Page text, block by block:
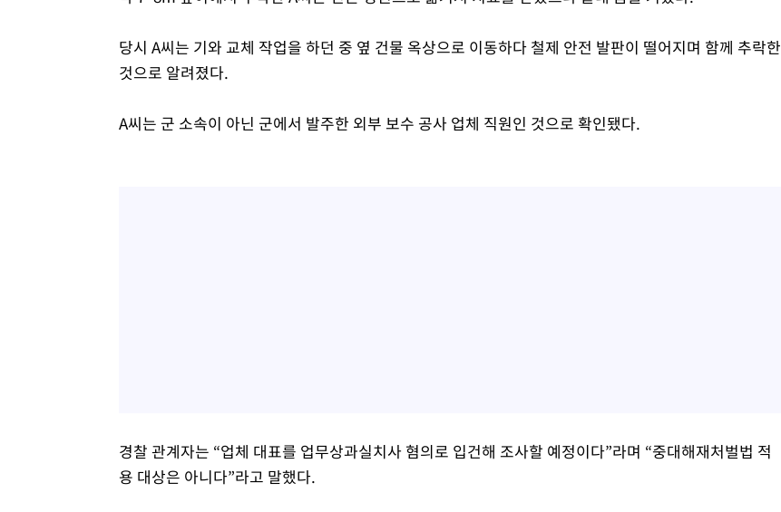
당시 A씨는 기와 교체 작업을 하던 중 옆 건물 옥상으로 이동하다 철제 안전 발판이 떨어지며 함께 추락한
것으로 알려졌다.
A씨는 군 소속이 아닌 군에서 발주한 외부 보수 공사 업체 직원인 것으로 확인됐다.
경찰 관계자는 “업체 대표를 업무상과실치사 혐의로 입건해 조사할 예정이다”라며 “중대해재처벌법 적
용 대상은 아니다”라고 말했다.